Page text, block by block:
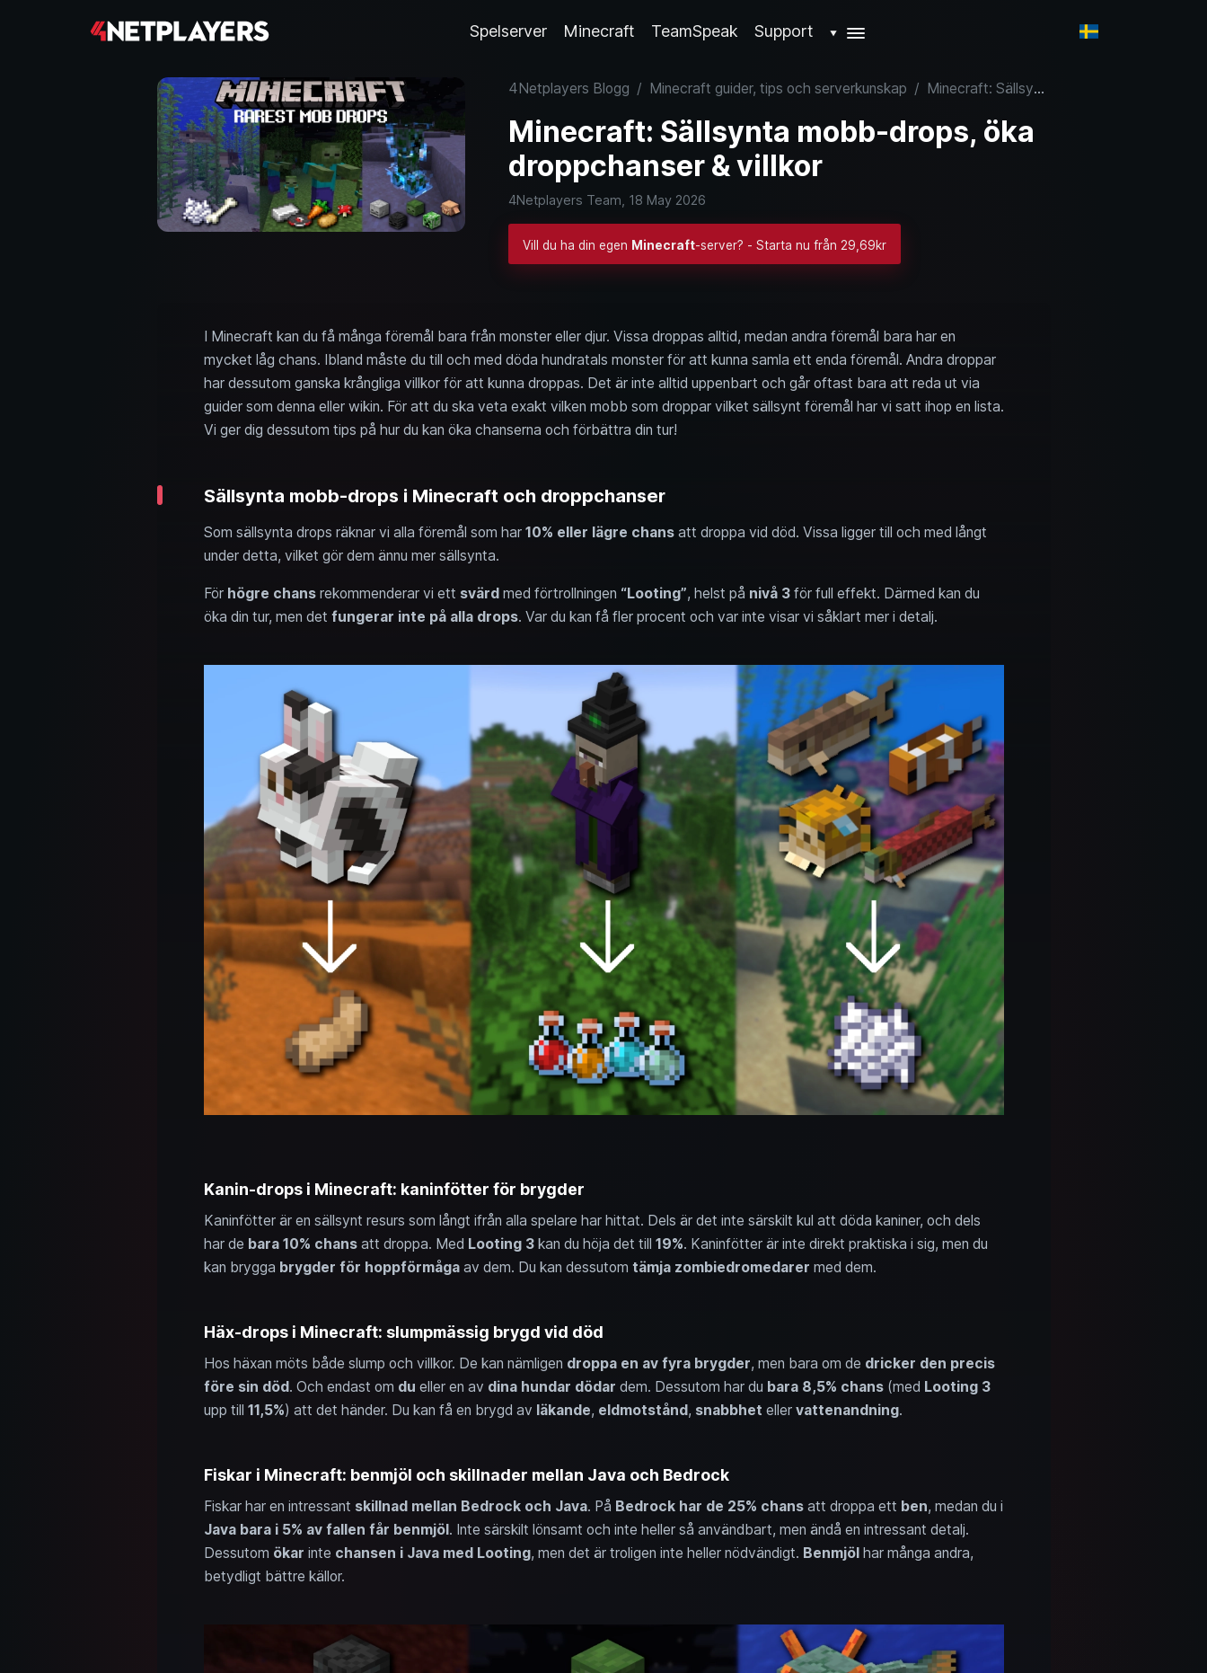
Spelserver Minecraft TeamSpeak Support ▼
4Netplayers Blogg / Minecraft guider, tips och serverkunskap / Minecraft: Sällsynta mobb-drops, öka droppchanser & villkor
Minecraft: Sällsynta mobb-drops, öka
droppchanser & villkor
4Netplayers Team, 18 May 2026
Vill du ha din egen Minecraft-server? - Starta nu från 29,69kr
I Minecraft kan du få många föremål bara från monster eller djur. Vissa droppas alltid, medan andra föremål bara har en
mycket låg chans. Ibland måste du till och med döda hundratals monster för att kunna samla ett enda föremål. Andra droppar
har dessutom ganska krångliga villkor för att kunna droppas. Det är inte alltid uppenbart och går oftast bara att reda ut via
guider som denna eller wikin. För att du ska veta exakt vilken mobb som droppar vilket sällsynt föremål har vi satt ihop en lista.
Vi ger dig dessutom tips på hur du kan öka chanserna och förbättra din tur!
Sällsynta mobb-drops i Minecraft och droppchanser
Som sällsynta drops räknar vi alla föremål som har 10% eller lägre chansatt droppa vid död. Vissa ligger till och med långt
under detta, vilket gör dem ännu mer sällsynta.
För högre chansrekommenderar vi ett svärdmed förtrollningen “Looting”, helst på nivå 3för full effekt. Därmed kan du
öka din tur, men det fungerar inte på alla drops. Var du kan få fler procent och var inte visar vi såklart mer i detalj.
Kanin-drops i Minecraft: kaninfötter för brygder
Kaninfötter är en sällsynt resurs som långt ifrån alla spelare har hittat. Dels är det inte särskilt kul att döda kaniner, och dels
har de bara 10% chansatt droppa. Med Looting 3kan du höja det till 19%. Kaninfötter är inte direkt praktiska i sig, men du
kan brygga brygder för hoppförmågaav dem. Du kan dessutom tämja zombiedromedarer med dem.
Häx-drops i Minecraft: slumpmässig brygd vid död
Hos häxan möts både slump och villkor. De kan nämligen droppa en av fyra brygder, men bara om de dricker den precis
före sin död. Och endast om du eller en av dina hundar dödar dem. Dessutom har du bara 8,5% chans(med Looting 3
upp till 11,5%) att det händer. Du kan få en brygd av läkande, eldmotstånd, snabbhet eller vattenandning.
Fiskar i Minecraft: benmjöl och skillnader mellan Java och Bedrock
Fiskar har en intressant skillnad mellan Bedrock och Java. På Bedrock har de 25% chansatt droppa ett ben, medan du i
Java bara i 5% av fallen får benmjöl. Inte särskilt lönsamt och inte heller så användbart, men ändå en intressant detalj.
Dessutom ökar inte chansen i Java med Looting, men det är troligen inte heller nödvändigt. Benmjölhar många andra,
betydligt bättre källor.